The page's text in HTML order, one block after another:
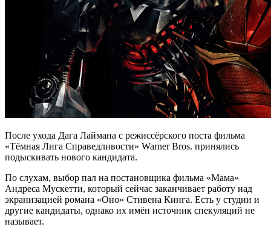
После ухода Дага Лаймана с режиссёрского поста фильма
«Тёмная Лига Справедливости» Warner Bros. принялись
подыскивать нового кандидата.
По слухам, выбор пал на постановщика фильма «Мама»
Андреса Мускетти, который сейчас заканчивает работу над
экранизацией романа «Оно» Стивена Кинга. Есть у студии и
другие кандидаты, однако их имён источник спекуляций не
называет.